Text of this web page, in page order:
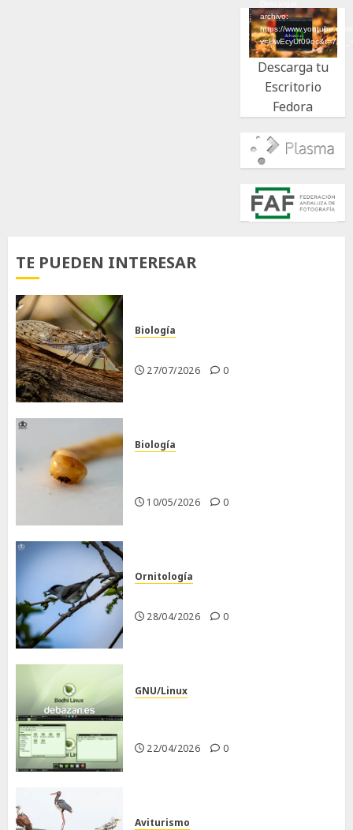
archivo:
https://
Descarga tu
Escritorio
Fedora
TE PUEDEN INTERESAR
Biología
27/07/2026 0
Biología
10/05/2026 0
Ornitología
28/04/2026 0
GNU/Linux
22/04/2026 0
Aviturismo